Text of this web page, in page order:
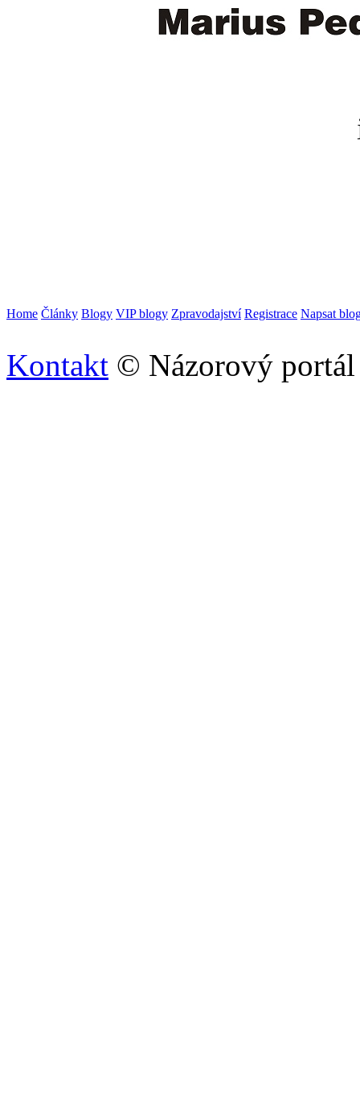
Home Články Blogy VIP blogy Zpravodajství Registrace Napsat
Kontakt © Názorový portál